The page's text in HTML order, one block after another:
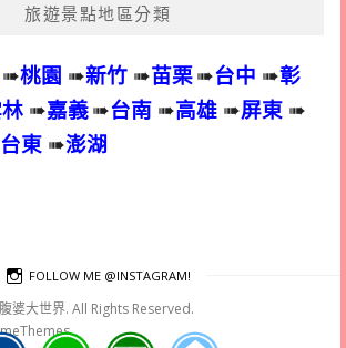
旅遊景點地區分類
➠桃園 ➠新竹 ➠苗栗➠台中 ➠彰
➠嘉義➠台南 ➠高雄 ➠屏東 ➠
台東 ➠澎湖
FOLLOW ME @INSTAGRAM!
婆大世界. All Rights Reserved.